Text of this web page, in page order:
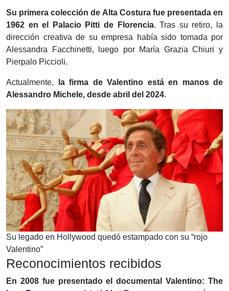
Su primera colección de Alta Costura fue presentada en
1962 en el Palacio Pitti de Florencia. Tras su retiro, la
dirección creativa de su empresa había sido tomada por
Alessandra Facchinetti, luego por María Grazia Chiuri y
Pierpalo Piccioli.
Actualmente,
la firma de Valentino está en manos de
Alessandro Michele, desde abril del 2024.
Su legado en Hollywood quedó estampado con su “rojo
Valentino”
Reconocimientos recibidos
En 2008 fue presentado el documental Valentino: The